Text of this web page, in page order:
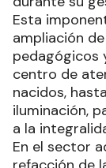
Esta
ampliación
pedagógicos
centro de
nacidos,
iluminación,
a la
En el sector